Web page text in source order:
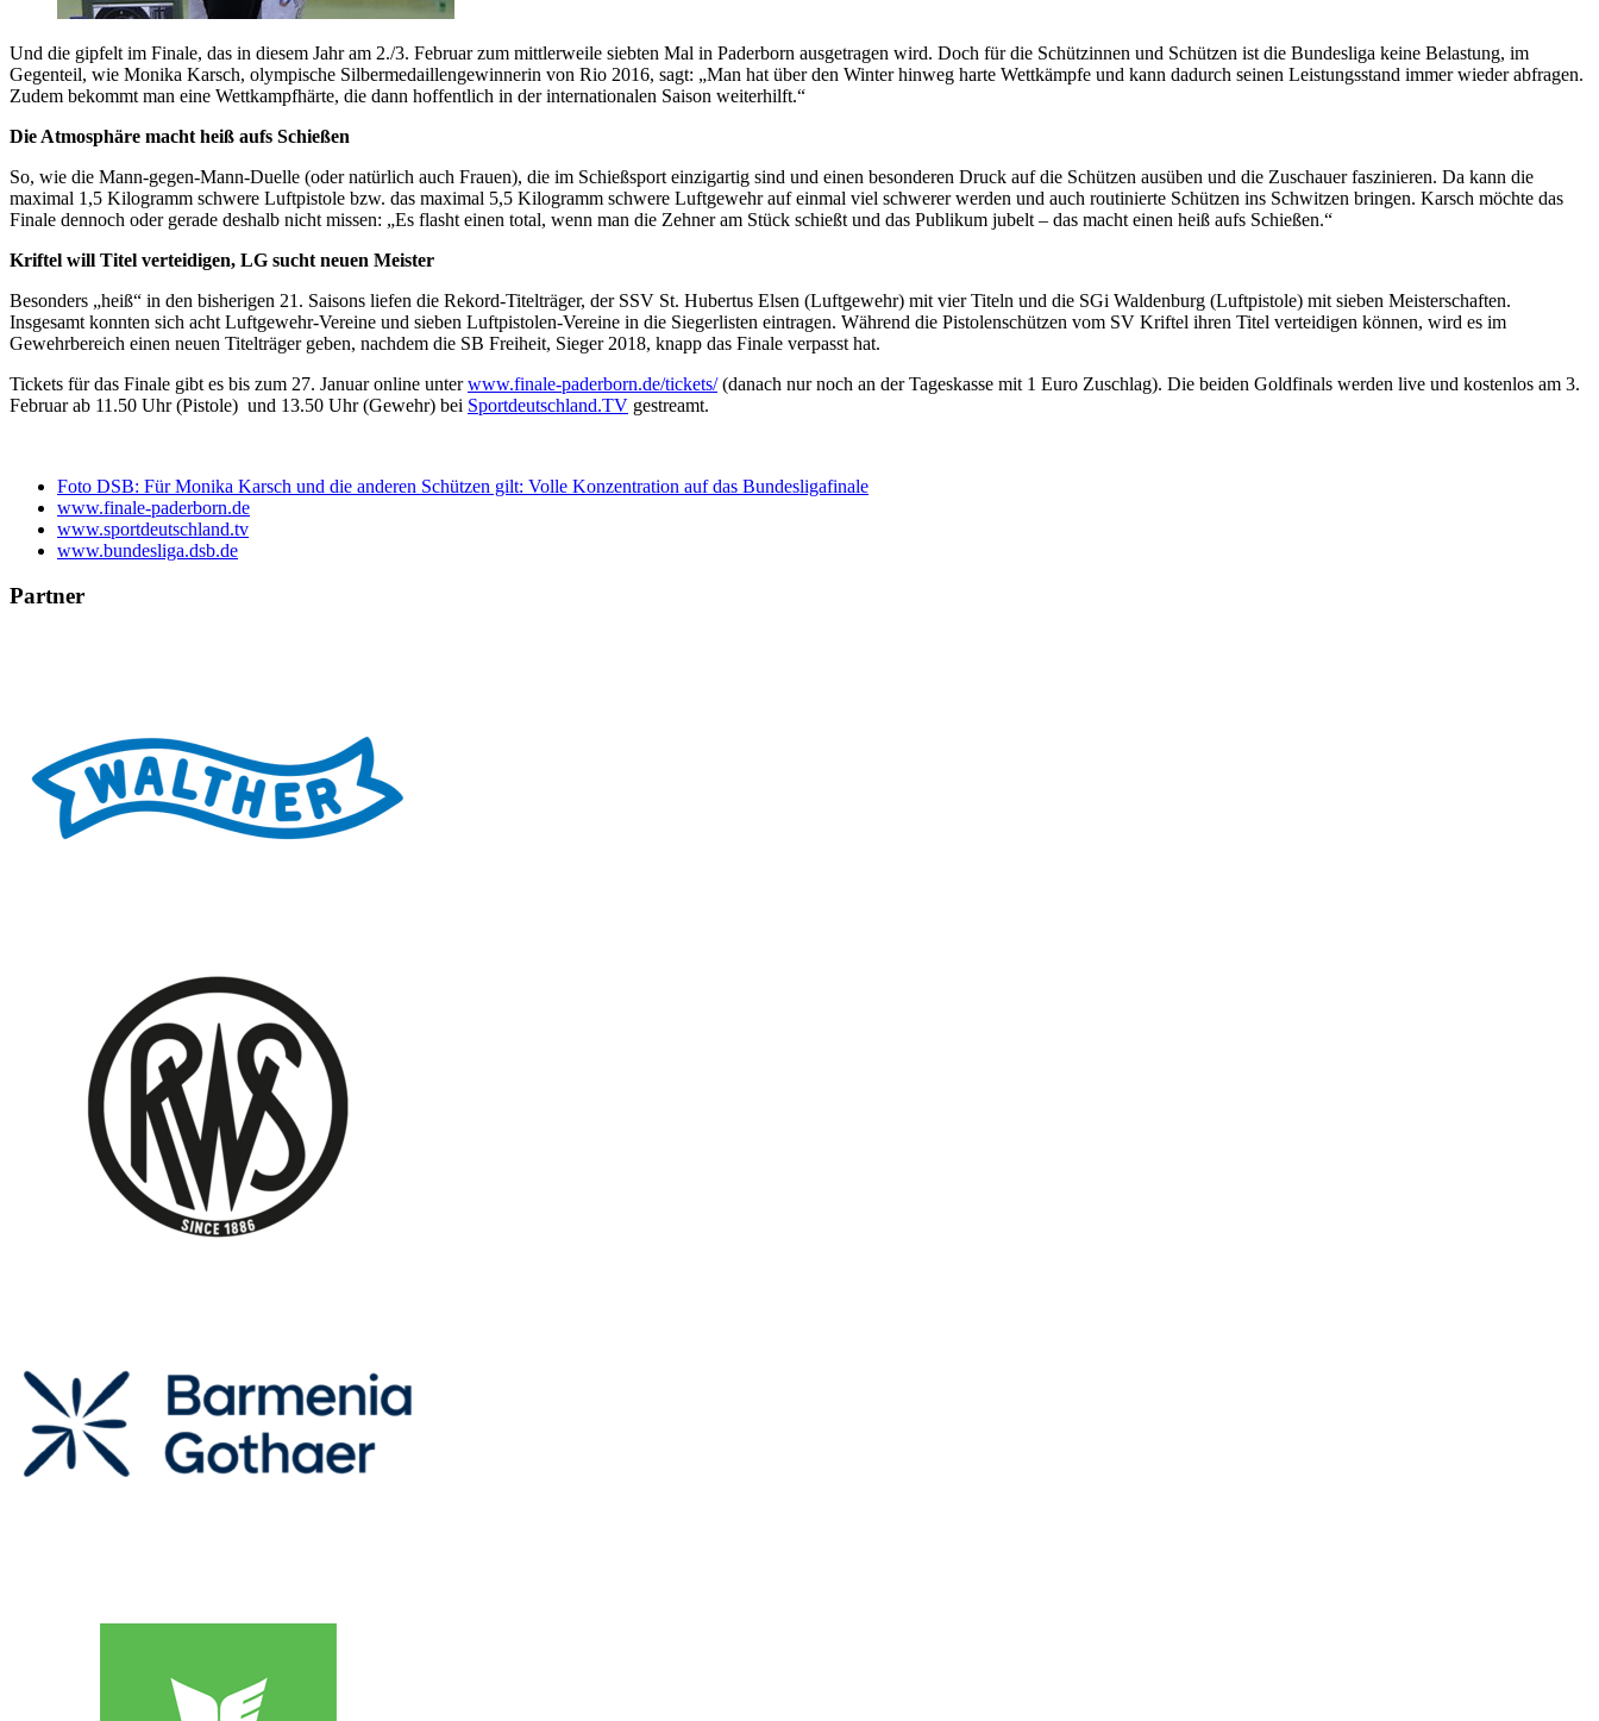
Und die gipfelt im Finale, das in diesem Jahr am 2./3. Februar zum mittlerweile siebten Mal in Paderborn ausgetragen wird. Doch für die Schützinnen und Schützen ist die Bundesliga keine Belastung, im
Gegenteil, wie Monika Karsch, olympische Silbermedaillengewinnerin von Rio 2016, sagt: „Man hat über den Winter hinweg harte Wettkämpfe und kann dadurch seinen Leistungsstand immer wieder abfragen.
Zudem bekommt man eine Wettkampfhärte, die dann hoffentlich in der internationalen Saison weiterhilft.“
Die Atmosphäre macht heiß aufs Schießen
So, wie die Mann-gegen-Mann-Duelle (oder natürlich auch Frauen), die im Schießsport einzigartig sind und einen besonderen Druck auf die Schützen ausüben und die Zuschauer faszinieren. Da kann die
maximal 1,5 Kilogramm schwere Luftpistole bzw. das maximal 5,5 Kilogramm schwere Luftgewehr auf einmal viel schwerer werden und auch routinierte Schützen ins Schwitzen bringen. Karsch möchte das
Finale dennoch oder gerade deshalb nicht missen: „Es flasht einen total, wenn man die Zehner am Stück schießt und das Publikum jubelt – das macht einen heiß aufs Schießen.“
Kriftel will Titel verteidigen, LG sucht neuen Meister
Besonders „heiß“ in den bisherigen 21. Saisons liefen die Rekord-Titelträger, der SSV St. Hubertus Elsen (Luftgewehr) mit vier Titeln und die SGi Waldenburg (Luftpistole) mit sieben Meisterschaften.
Insgesamt konnten sich acht Luftgewehr-Vereine und sieben Luftpistolen-Vereine in die Siegerlisten eintragen. Während die Pistolenschützen vom SV Kriftel ihren Titel verteidigen können, wird es im
Gewehrbereich einen neuen Titelträger geben, nachdem die SB Freiheit, Sieger 2018, knapp das Finale verpasst hat.
Tickets für das Finale gibt es bis zum 27. Januar online unterwww.finale-paderborn.de/tickets/(danach nur noch an der Tageskasse mit 1 Euro Zuschlag). Die beiden Goldfinals werden live und kostenlos am 3.
Februar ab 11.50 Uhr (Pistole) und 13.50 Uhr (Gewehr) bei Sportdeutschland.TV gestreamt.
Foto DSB: Für Monika Karsch und die anderen Schützen gilt: Volle Konzentration auf das Bundesligafinale
www.finale-paderborn.de
www.sportdeutschland.tv
www.bundesliga.dsb.de
Partner